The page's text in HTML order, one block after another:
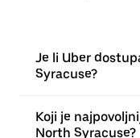
Je li Uber
Syracuse?
Koji je
North Syracuse?